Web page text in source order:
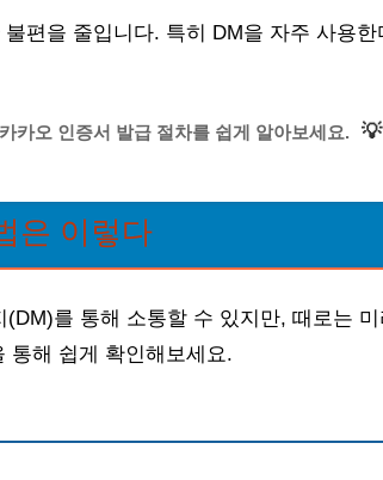
편을 줄입니다. 특히 DM을 자주 사용
카카오 인증서 발급 절차를 쉽게 알아보세요. 💡
은 이렇다
를 통해 소통할 수 있지만, 때로는
통해 쉽게 확인해보세요.